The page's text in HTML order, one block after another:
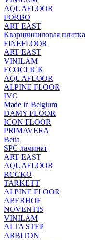
AQUAFLOOR
FORBO
ART EAST
Кварцвиниловая плитка
FINEFLOOR
ART EAST
VINILAM
ECOCLICK
AQUAFLOOR
ALPINE FLOOR
IVC
Made in Belgium
DAMY FLOOR
ICON FLOOR
PRIMAVERA
Betta
SPC ламинат
ART EAST
AQUAFLOOR
ROCKO
TARKETT
ALPINE FLOOR
ABERHOF
NOVENTIS
VINILAM
ALTA STEP
ARBITON